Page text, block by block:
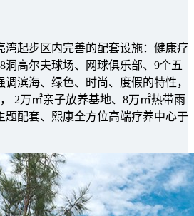
起步区内完善的配套设施：健康疗
洞高尔夫球场、网球俱乐部、9个五
滨海、绿色、时尚、度假的特性，
2万㎡亲子放养基地、8万㎡热带雨
题配套、熙康全方位高端疗养中心于